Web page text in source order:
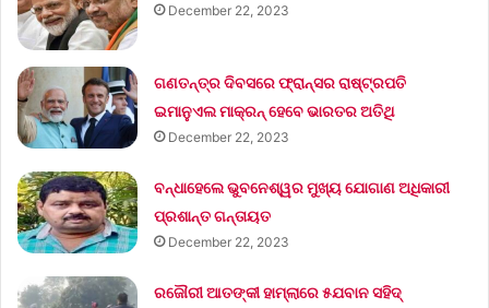
December 22, 2023
ଗଣତନ୍ତ୍ର ଦିବସରେ ଫ୍ରାନ୍ସର ରାଷ୍ଟ୍ରପତି
ଇମାନୁଏଲ ମାକ୍ରନ୍‌ ହେବେ ଭାରତର ଅତିଥି
December 22, 2023
ବନ୍ଧାହେଲେ ଭୁବନେଶ୍ୱର ମୁଖ୍ୟ ଯୋଗାଣ ଅଧିକାରୀ
ପ୍ରଶାନ୍ତ ଗନ୍ତାୟତ
December 22, 2023
ରଜୌରୀ ଆତଙ୍କୀ ହାମ୍‌ଲାରେ ୫ଯବାନ ସହିଦ୍